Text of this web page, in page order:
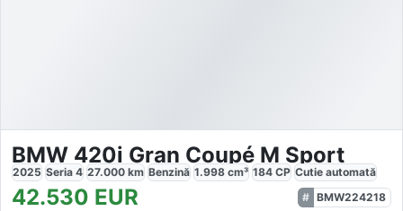
BMW 420i Gran Coupé M Sport
2025 Seria 4 27.000 km Benzină 1.998 cm³ 184 CP Cutie automată
42.530 EUR
BMW224218